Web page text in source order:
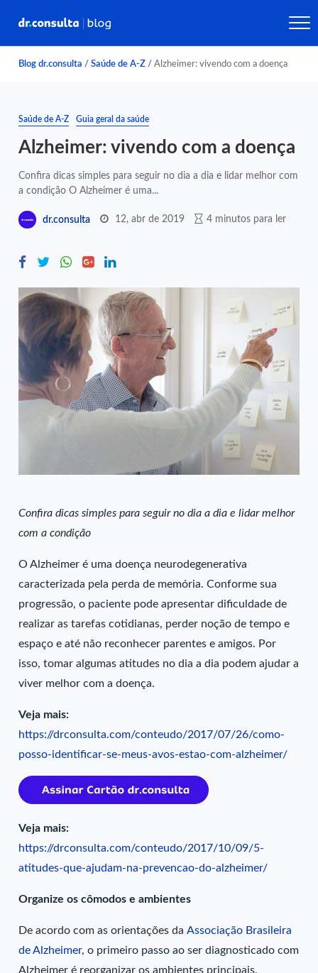
Blog dr.consulta / Saúde de A-Z / Alzheimer: vivendo com a doença
Saúde de A-Z Guia geral da saúde
Alzheimer: vivendo com a doença
Confira dicas simples para seguir no dia a dia e lidar melhor com
a condição O Alzheimer é uma...
dr.consulta 12, abr de 2019 4 minutos para ler
Confira dicas simples para seguir no dia a dia e lidar melhor
com a condição
O Alzheimer é uma doença neurodegenerativa
caracterizada pela perda de memória. Conforme sua
progressão, o paciente pode apresentar dificuldade de
realizar as tarefas cotidianas, perder noção de tempo e
espaço e até não reconhecer parentes e amigos. Por
isso, tomar algumas atitudes no dia a dia podem ajudar a
viver melhor com a doença.
Veja mais:
https://drconsulta.com/conteudo/2017/07/26/como-
posso-identificar-se-meus-avos-estao-com-alzheimer/
Veja mais:
https://drconsulta.com/conteudo/2017/10/09/5-
atitudes-que-ajudam-na-prevencao-do-alzheimer/
Organize os cômodos e ambientes
De acordo com as orientações da Associação Brasileira
de Alzheimer, o primeiro passo ao ser diagnosticado com
Alzheimer é reorganizar os ambientes principais,